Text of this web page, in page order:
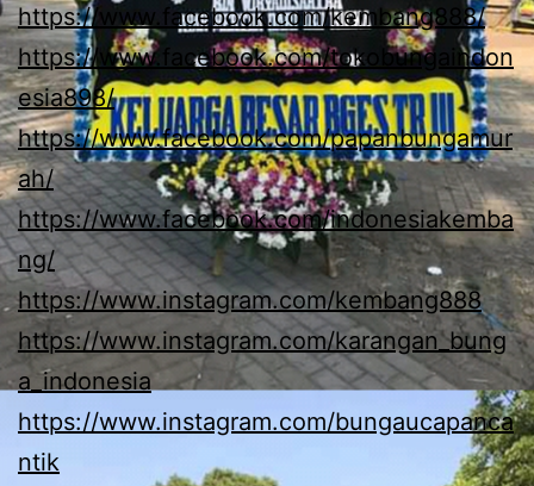
https://www.facebook.com/kembang888/
https://www.facebook.com/tokobungaindon
esia898/
https://www.facebook.com/papanbungamur
ah/
https://www.facebook.com/indonesiakemba
ng/
https://www.instagram.com/kembang888
https://www.instagram.com/karangan_bung
a_indonesia
https://www.instagram.com/bungaucapanca
ntik